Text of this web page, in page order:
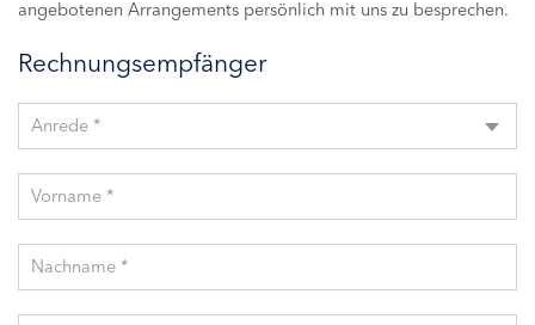
angebotenen Arrangements persönlich mit uns zu besprechen.
Rechnungsempfänger
Anrede *
Vorname *
Nachname *